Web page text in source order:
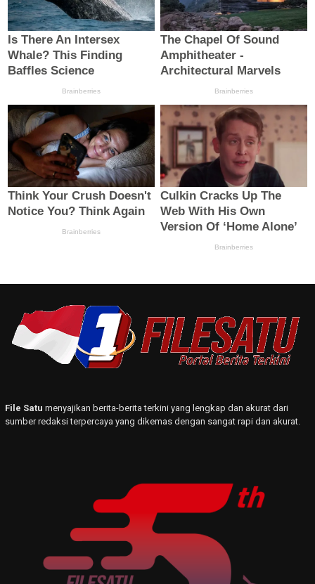
File Satu menyajikan berita-berita terkini yang lengkap dan akurat dari
sumber redaksi terpercaya yang dikemas dengan sangat rapi dan akurat.